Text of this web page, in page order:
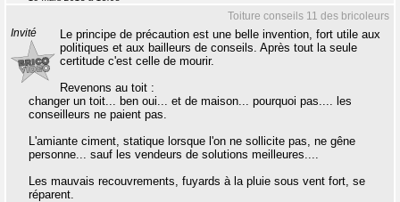
Toiture conseils 11 des bricoleurs
Invité
Le principe de précaution est une belle invention, fort utile aux
politiques et aux bailleurs de conseils. Après tout la seule
certitude c'est celle de mourir.
Revenons au toit :
changer un toit... ben oui... et de maison... pourquoi pas.... les
conseilleurs ne paient pas.
L'amiante ciment, statique lorsque l'on ne sollicite pas, ne gêne
personne... sauf les vendeurs de solutions meilleures....
Les mauvais recouvrements, fuyards à la pluie sous vent fort, se
réparent.